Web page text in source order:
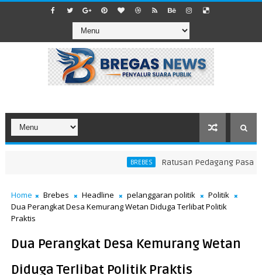
BREBES ​Ratusan Pedagang Pasar
Home Brebes Headline pelanggaran politik
Politik
Dua Perangkat Desa Kemurang Wetan Diduga Terlibat Politik
Praktis
Dua Perangkat Desa Kemurang Wetan
Diduga Terlibat Politik Praktis